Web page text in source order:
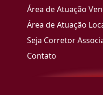
Área de Atuação
Área de Atuação
Seja Corretor
Contato